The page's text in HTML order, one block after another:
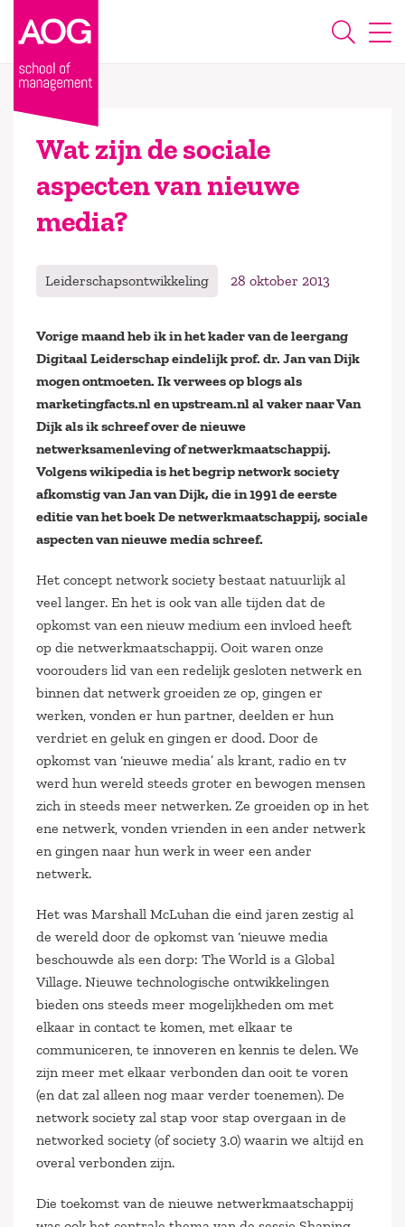
Wat zijn de sociale
aspecten van nieuwe
media?
Leiderschapsontwikkeling 28 oktober 2013
Vorige maand heb ik in het kader van de leergang
Digitaal Leiderschap eindelijk prof. dr. Jan van Dijk
mogen ontmoeten. Ik verwees op blogs als
marketingfacts.nl en upstream.nl al vaker naar Van
Dijk als ik schreef over de nieuwe
netwerksamenleving of netwerkmaatschappij.
Volgens wikipedia is het begrip network society
afkomstig van Jan van Dijk, die in 1991 de eerste
editie van het boek De netwerkmaatschappij, sociale
aspecten van nieuwe media schreef.
Het concept network society bestaat natuurlijk al
veel langer. En het is ook van alle tijden dat de
opkomst van een nieuw medium een invloed heeft
op die netwerkmaatschappij. Ooit waren onze
voorouders lid van een redelijk gesloten netwerk en
binnen dat netwerk groeiden ze op, gingen er
werken, vonden er hun partner, deelden er hun
verdriet en geluk en gingen er dood. Door de
opkomst van ‘nieuwe media’ als krant, radio en tv
werd hun wereld steeds groter en bewogen mensen
zich in steeds meer netwerken. Ze groeiden op in het
ene netwerk, vonden vrienden in een ander netwerk
en gingen naar hun werk in weer een ander
netwerk.
Het was Marshall McLuhan die eind jaren zestig al
de wereld door de opkomst van ‘nieuwe media
beschouwde als een dorp: The World is a Global
Village. Nieuwe technologische ontwikkelingen
bieden ons steeds meer mogelijkheden om met
elkaar in contact te komen, met elkaar te
communiceren, te innoveren en kennis te delen. We
zijn meer met elkaar verbonden dan ooit te voren
(en dat zal alleen nog maar verder toenemen). De
network society zal stap voor stap overgaan in de
networked society (of society 3.0) waarin we altijd en
overal verbonden zijn.
Die toekomst van de nieuwe netwerkmaatschappij